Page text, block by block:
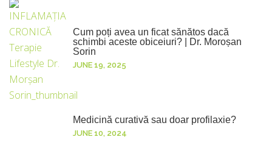
Cum poți avea un ficat sănătos dacă
schimbi aceste obiceiuri? | Dr. Moroșan
Sorin
JUNE 19, 2025
Medicină curativă sau doar profilaxie?
JUNE 10, 2024